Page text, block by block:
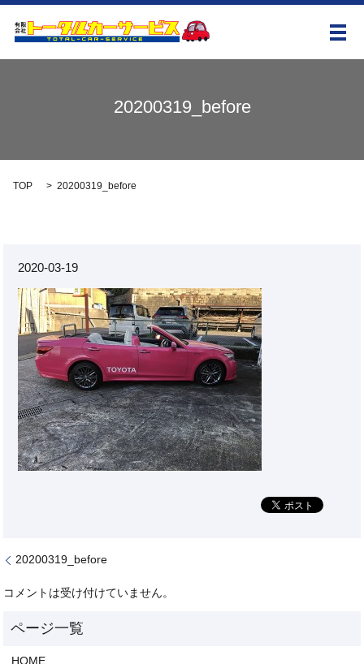
メ
20200319_before
TOP 20200319_before
2020-03-19
20200319_before
コメントは受け付けていません。
HOME